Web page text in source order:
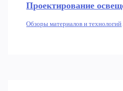
Проектирование
Обзоры материалов и технологий